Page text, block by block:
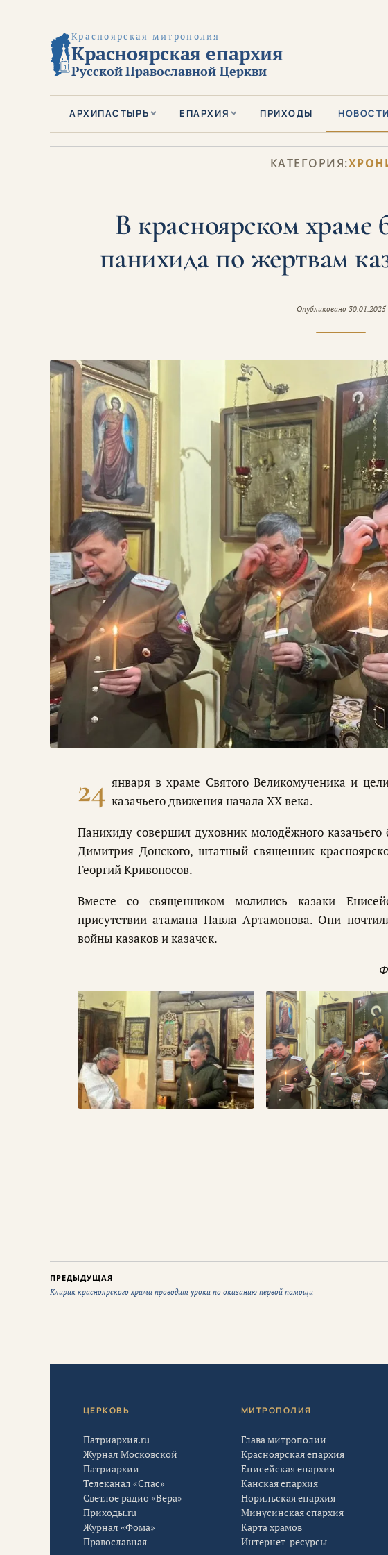
Красноярская митрополия
Красноярская епархия
Русской Православной Церкви
АРХИПАСТЫРЬ ЕПАРХИЯ ПРИХОДЫ НОВОСТИ
КАТЕГОРИЯ:
В красноярском храме
панихида по жертвам
Опубликовано 30.01.2025
24 января в храме Святого Великомученика и
казачьего движения начала XX века.
Панихиду совершил духовник молодёжного казачьего
Димитрия Донского, штатный священник
Георгий Кривоносов.
Вместе со священником молились казаки
присутствии атамана Павла Артамонова. Они
войны казаков и казачек.
ПРЕДЫДУЩАЯ
Клирик красноярского храма проводит уроки по оказанию первой помощи
ЦЕРКОВЬ
Патриархия.ru
Журнал Московской
Патриархии
Телеканал «Спас»
Светлое радио «Вера»
Приходы.ru
Журнал «Фома»
Православная
МИТРОПОЛИЯ
Глава митрополии
Красноярская епархия
Енисейская епархия
Канская епархия
Норильская епархия
Минусинская епархия
Карта храмов
Интернет-ресурсы